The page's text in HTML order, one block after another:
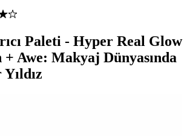
Paleti - Hyper Real Glow
+ Awe: Makyaj Dünyasında